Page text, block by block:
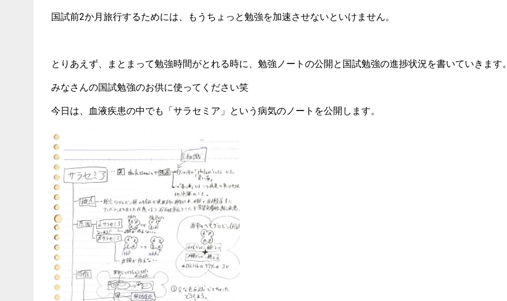
国試前2か月旅行するためには、もうちょっと勉強を加速させないといけません。
とりあえず、まとまって勉強時間がとれる時に、勉強ノートの公開と国試勉強の進捗状況を書いていきます。
みなさんの国試勉強のお供に使ってください笑
今日は、血液疾患の中でも「サラセミア」という病気のノートを公開します。